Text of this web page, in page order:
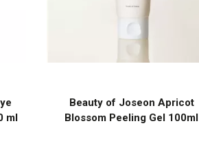
ml
Beauty of Joseon Apricot
Blossom Peeling Gel 100ml